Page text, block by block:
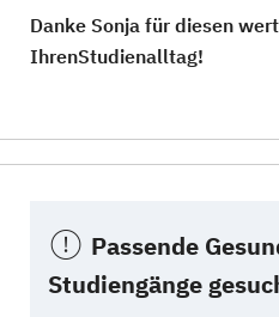
Danke Sonja für diesen
IhrenStudienalltag!
Passende
Studiengänge